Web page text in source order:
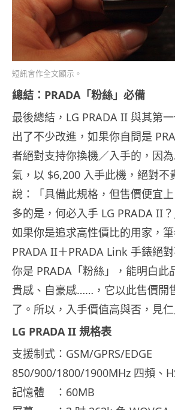
短訊會作全文顯示。
總結：PRADA「粉絲」必備
最後總結，LG PRADA II 與其第
出了不少改進，如果你自問是
者絕對支持你換機／入手的，因
氣，以 $6,200 入手此機，絕對不
說：「具備此規格，但售價便宜
多的是，何必入手 LG PRADA II
如果你是追求高性價比的用家，
PRADA II＋PRADA Link 手錶絕
你是 PRADA「粉絲」，能明白此
貴感、自豪感……，它以此售價開
了。所以，入手價值高與否，見仁
LG PRADA II 規格表
支援制式：GSM/GPRS/EDGE
850/900/1800/1900MHz 四頻、
記憶體 ：60MB